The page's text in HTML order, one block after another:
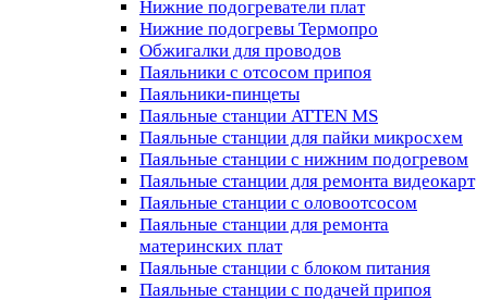
Нижние подогреватели плат
Нижние подогревы Термопро
Обжигалки для проводов
Паяльники с отсосом припоя
Паяльники-пинцеты
Паяльные станции ATTEN MS
Паяльные станции для пайки микросхем
Паяльные станции с нижним подогревом
Паяльные станции для ремонта видеокарт
Паяльные станции с оловоотсосом
Паяльные станции для ремонта
материнских плат
Паяльные станции с блоком питания
Паяльные станции с подачей припоя